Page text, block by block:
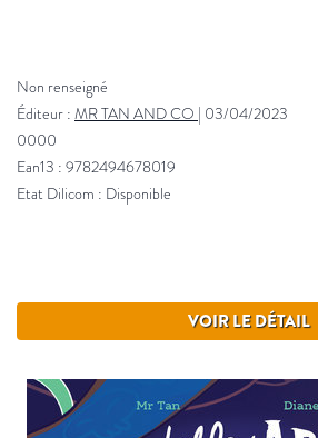
Non renseigné
Éditeur : MR TAN AND CO | 03/04/2023
0000
Ean13 : 9782494678019
Etat Dilicom : Disponible
VOIR LE DÉTAIL